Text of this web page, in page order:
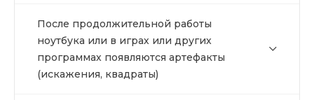
После продолжительной работы
ноутбука или в играх или других
программах появляются артефакты
(искажения, квадраты)